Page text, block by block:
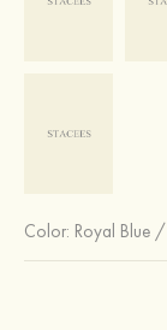
Color: Royal Blue /